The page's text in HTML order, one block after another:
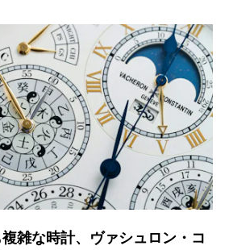
雑な時計、ヴァシュロン・コ